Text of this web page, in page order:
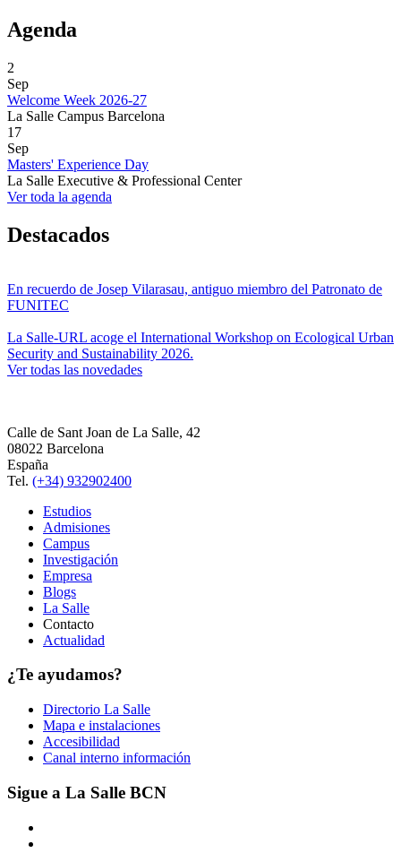
Agenda
2
Sep
Welcome Week 2026-27
La Salle Campus Barcelona
17
Sep
Masters' Experience Day
La Salle Executive & Professional Center
Ver toda la agenda
Destacados
En recuerdo de Josep Vilarasau, antiguo miembro del Patronato de
FUNITEC
La Salle-URL acoge el International Workshop on Ecological Urban
Security and Sustainability 2026.
Ver todas las novedades
Calle de Sant Joan de La Salle, 42
08022 Barcelona
España
Tel. (+34) 932902400
Estudios
Admisiones
Campus
Investigación
Empresa
Blogs
La Salle
Contacto
Actualidad
¿Te ayudamos?
Directorio La Salle
Mapa e instalaciones
Accesibilidad
Canal interno información
Sigue a La Salle BCN